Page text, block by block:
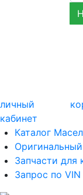
личный
кабинет
Каталог Масел
Запчасти для
Запрос по VIN